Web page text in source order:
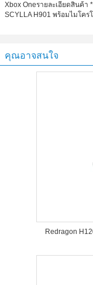
Xbox Oneรายละเอียดสินค้า
SCYLLA H901 พร้อมไมโค
คุณอาจสนใจ
Redragon